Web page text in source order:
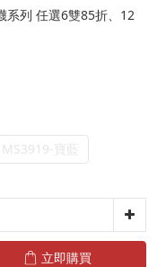
系列 任選6雙85折、12
MS3919-寶藍
立即購買